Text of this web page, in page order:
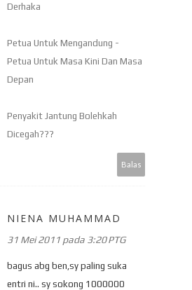
Derhaka
Petua Untuk Mengandung -
Petua Untuk Masa Kini Dan Masa
Depan
Penyakit Jantung Bolehkah
Dicegah???
Balas
NIENA MUHAMMAD
31 Mei 2011 pada 3:20 PTG
bagus abg ben,sy paling suka
entri ni.. sy sokong 1000000